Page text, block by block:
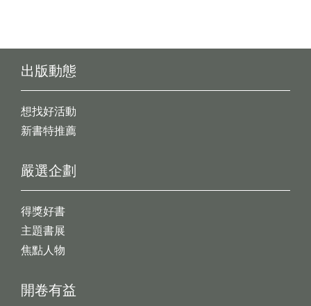
出版動態
想找好活動
新書特推薦
開卷有益
嚴選企劃
得獎好書
主題書展
焦點人物